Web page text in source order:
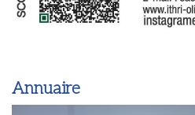
Annuaire